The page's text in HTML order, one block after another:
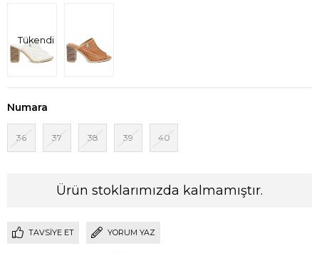
Tükendi
Numara
36 37 38 39 40
Ürün stoklarımızda kalmamıştır.
TAVSIYE ET YORUM YAZ